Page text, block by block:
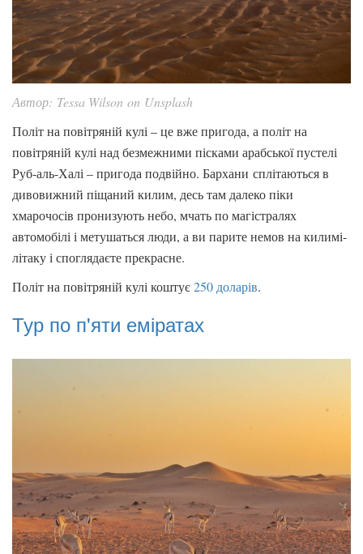
Автор: Tessa Wilson on Unsplash
Політ на повітряній кулі – це вже пригода, а політ на
повітряній кулі над безмежними пісками арабської пустелі
Руб-аль-Халі – пригода подвійно. Бархани сплітаються в
дивовижний піщаний килим, десь там далеко піки
хмарочосів пронизують небо, мчать по магістралях
автомобілі і метушаться люди, а ви парите немов на килимі-
літаку і споглядаєте прекрасне.
Політ на повітряній кулі коштує250 доларів.
Тур по п'яти еміратах